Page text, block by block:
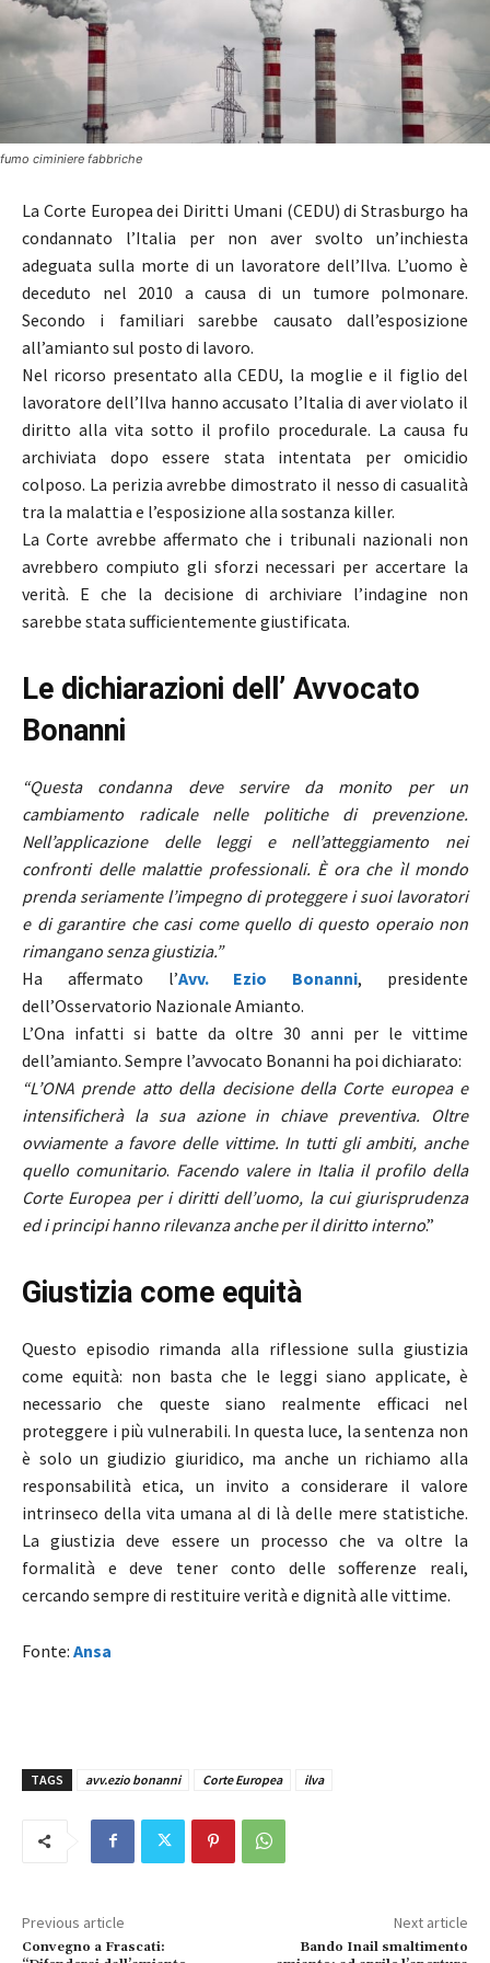
fumo ciminiere fabbriche
La Corte Europea dei Diritti Umani (CEDU) di Strasburgo ha
condannato l’Italia per non aver svolto un’inchiesta
adeguata sulla morte di un lavoratore dell’Ilva. L’uomo è
deceduto nel 2010 a causa di un tumore polmonare.
Secondo i familiari sarebbe causato dall’esposizione
all’amianto sul posto di lavoro.
Nel ricorso presentato alla CEDU, la moglie e il figlio del
lavoratore dell’Ilva hanno accusato l’Italia di aver violato il
diritto alla vita sotto il profilo procedurale. La causa fu
archiviata dopo essere stata intentata per omicidio
colposo. La perizia avrebbe dimostrato il nesso di casualità
tra la malattia e l’esposizione alla sostanza killer.
La Corte avrebbe affermato che i tribunali nazionali non
avrebbero compiuto gli sforzi necessari per accertare la
verità. E che la decisione di archiviare l’indagine non
sarebbe stata sufficientemente giustificata.
Le dichiarazioni dell’ Avvocato
Bonanni
“Questa condanna deve servire da monito per un
cambiamento radicale nelle politiche di prevenzione.
Nell’applicazione delle leggi e nell’atteggiamento nei
confronti delle malattie professionali. È ora che ìl mondo
prenda seriamente l’impegno di proteggere i suoi lavoratori
e di garantire che casi come quello di questo operaio non
rimangano senza giustizia.”
Ha affermato l’Avv. Ezio Bonanni, presidente
dell’Osservatorio Nazionale Amianto.
L’Ona infatti si batte da oltre 30 anni per le vittime
dell’amianto. Sempre l’avvocato Bonanni ha poi dichiarato:
“L’ONA prende atto della decisione della Corte europea e
intensificherà la sua azione in chiave preventiva. Oltre
ovviamente a favore delle vittime. In tutti gli ambiti, anche
quello comunitario. Facendo valere in Italia il profilo della
Corte Europea per i diritti dell’uomo, la cui giurisprudenza
ed i principi hanno rilevanza anche per il diritto interno.”
Giustizia come equità
Questo episodio rimanda alla riflessione sulla giustizia
come equità: non basta che le leggi siano applicate, è
necessario che queste siano realmente efficaci nel
proteggere i più vulnerabili. In questa luce, la sentenza non
è solo un giudizio giuridico, ma anche un richiamo alla
responsabilità etica, un invito a considerare il valore
intrinseco della vita umana al di là delle mere statistiche.
La giustizia deve essere un processo che va oltre la
formalità e deve tener conto delle sofferenze reali,
cercando sempre di restituire verità e dignità alle vittime.
Fonte: Ansa
TAGS avv.ezio bonanni Corte Europea ilva
Previous article
Convegno a Frascati:
Next article
Bando Inail smaltimento